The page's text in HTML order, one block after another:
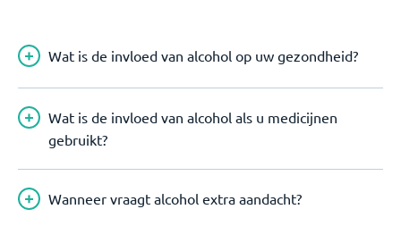
Wat is de invloed van alcohol op uw gezondheid?
Wat is de invloed van alcohol als u medicijnen
gebruikt?
Wanneer vraagt alcohol extra aandacht?